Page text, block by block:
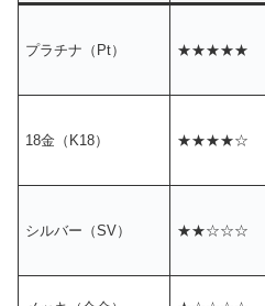
プラチナ（Pt） ★★★★★
18金（K18） ★★★★☆
シルバー（SV） ★★☆☆☆